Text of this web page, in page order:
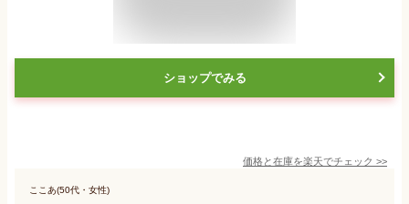
ショップでみる
価格と在庫を楽天でチェック >>
ここあ(50代・女性)